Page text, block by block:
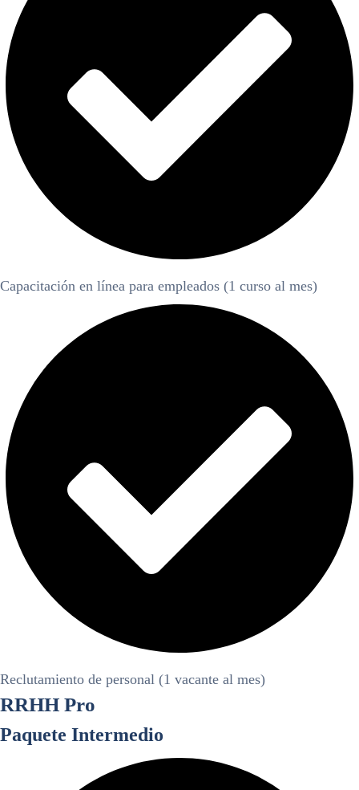
Capacitación en línea para empleados (1 curso al mes)
Reclutamiento de personal (1 vacante al mes)
RRHH Pro
Paquete Intermedio